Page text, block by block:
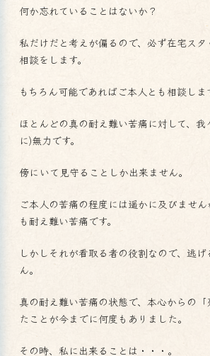
何か忘れていることはないか？
私だけだと考えが偏るので、必ず在宅スタ
相談をします。
もちろん可能であればご本人とも相談しま
ほとんどの真の耐え難い苦痛に対して、
に)無力です。
傍にいて見守ることしか出来ません。
ご本人の苦痛の程度には遥かに及びませ
も耐え難い苦痛です。
しかしそれが看取る者の役割なので、逃
ん。
真の耐え難い苦痛の状態で、本心からの
たことが今までに何度もありました。
その時、私に出来ることは・・・。